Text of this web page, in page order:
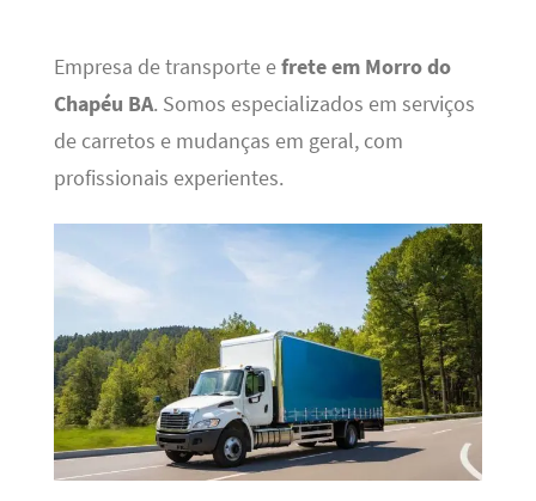
Empresa de transporte efrete em Morro do
Chapéu BA. Somos especializados em serviços
de carretos e mudanças em geral, com
profissionais experientes.